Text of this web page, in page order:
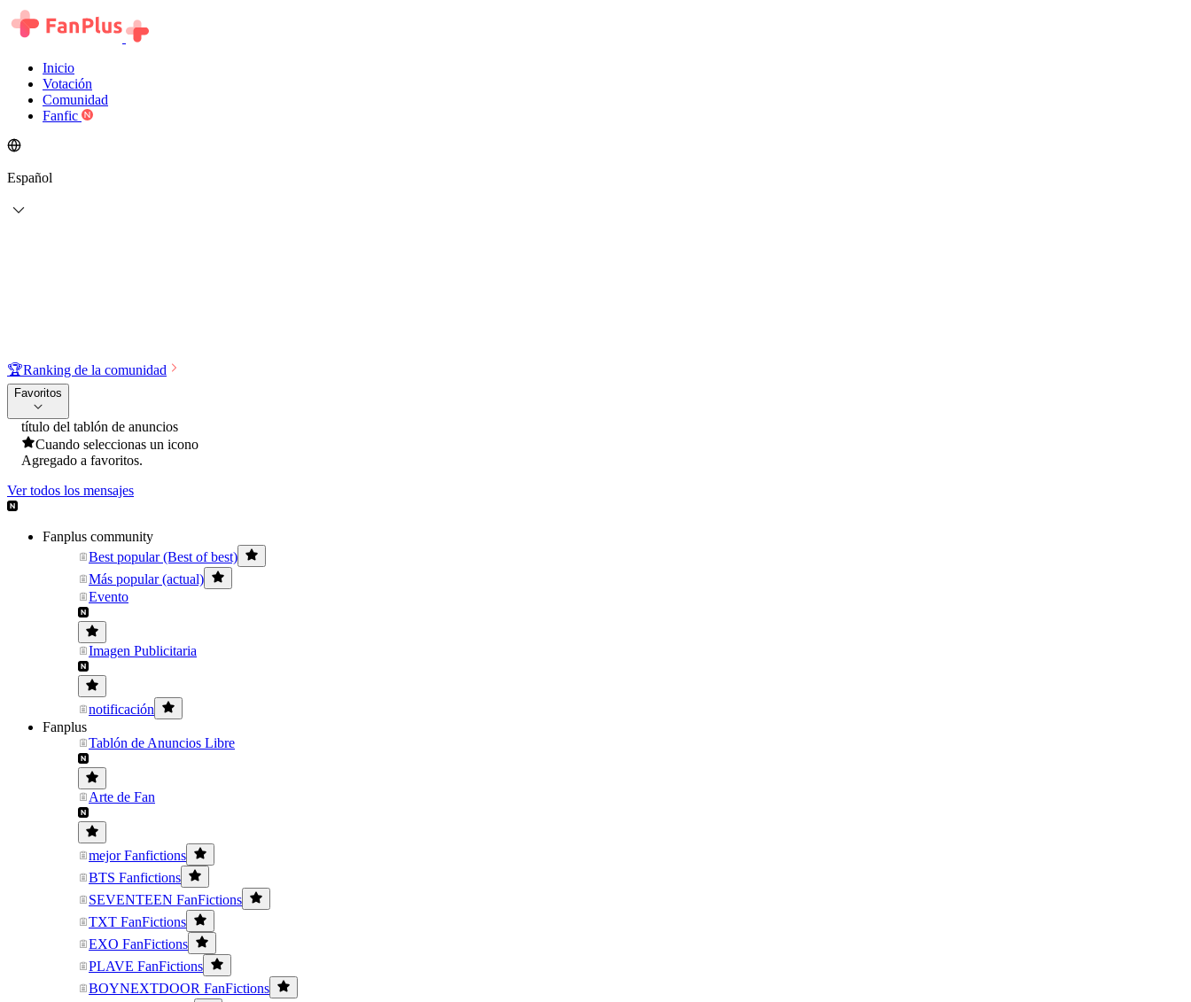
Inicio
Votación
Comunidad
Fanfic
Español
🏆Ranking de la comunidad
Favoritos
título del tablón de anuncios
Cuando seleccionas un icono
Agregado a favoritos.
Ver todos los mensajes
Fanplus community
Best popular (Best of best)
Más popular (actual)
Evento
Imagen Publicitaria
notificación
Fanplus
Tablón de Anuncios Libre
Arte de Fan
mejor Fanfictions
BTS Fanfictions
SEVENTEEN FanFictions
TXT FanFictions
EXO FanFictions
PLAVE FanFictions
BOYNEXTDOOR FanFictions